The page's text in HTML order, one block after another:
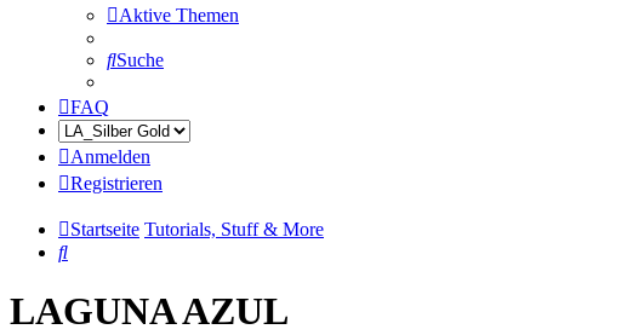
Aktive Themen
Suche
FAQ
Anmelden
Registrieren
Startseite Tutorials, Stuff & More
Suche
LAGUNA AZUL